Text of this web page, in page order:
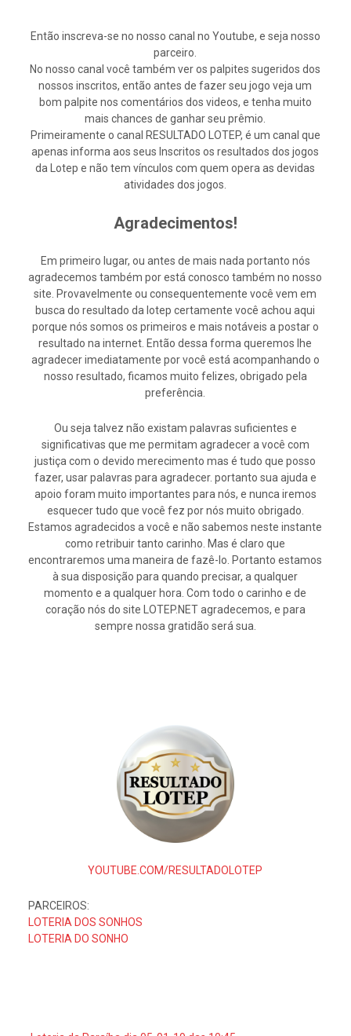
Então inscreva-se no nosso canal no Youtube, e seja nosso
parceiro.
No nosso canal você também ver os palpites sugeridos dos
nossos inscritos, então antes de fazer seu jogo veja um
bom palpite nos comentários dos videos, e tenha muito
mais chances de ganhar seu prêmio.
Primeiramente o canal RESULTADO LOTEP, é um canal que
apenas informa aos seus Inscritos os resultados dos jogos
da Lotep e não tem vínculos com quem opera as devidas
atividades dos jogos.
Agradecimentos!
Em primeiro lugar, ou antes de mais nada portanto nós
agradecemos também por está conosco também no nosso
site. Provavelmente ou consequentemente você vem em
busca do resultado da lotep certamente você achou aqui
porque nós somos os primeiros e mais notáveis a postar o
resultado na internet. Então dessa forma queremos lhe
agradecer imediatamente por você está acompanhando o
nosso resultado, ficamos muito felizes, obrigado pela
preferência.
Ou seja talvez não existam palavras suficientes e
significativas que me permitam agradecer a você com
justiça com o devido merecimento mas é tudo que posso
fazer, usar palavras para agradecer. portanto sua ajuda e
apoio foram muito importantes para nós, e nunca iremos
esquecer tudo que você fez por nós muito obrigado.
Estamos agradecidos a você e não sabemos neste instante
como retribuir tanto carinho. Mas é claro que
encontraremos uma maneira de fazê-lo. Portanto estamos
à sua disposição para quando precisar, a qualquer
momento e a qualquer hora. Com todo o carinho e de
coração nós do site LOTEP.NET agradecemos, e para
sempre nossa gratidão será sua.
YOUTUBE.COM/RESULTADOLOTEP
PARCEIROS:
LOTERIA DOS SONHOS
LOTERIA DO SONHO